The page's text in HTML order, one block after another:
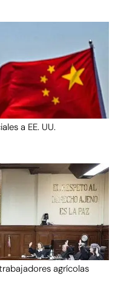
a EE. UU.
agrícolas